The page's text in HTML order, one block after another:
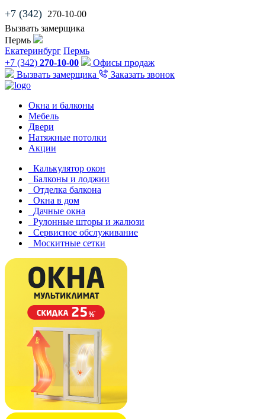
+7 (342) 270-10-00
Вызвать замерщика
Пермь
Екатеринбург Пермь
+7 (342) 270-10-00
Офисы продаж
Вызвать замерщика
Заказать звонок
Окна и балконы
Мебель
Двери
Натяжные потолки
Акции
Калькулятор окон
Балконы и лоджии
Отделка балкона
Окна в дом
Дачные окна
Рулонные шторы и жалюзи
Сервисное обслуживание
Москитные сетки